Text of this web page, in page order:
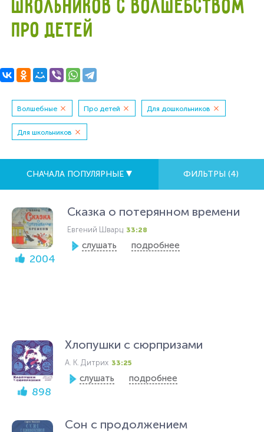
ШКОЛЬНИКОВ С ВОЛШЕБСТВОМ
ПРО ДЕТЕЙ
Волшебные Про детей Для дошкольников
Для школьников
СНАЧАЛА ПОПУЛЯРНЫЕ ФИЛЬТРЫ (4)
2004
Сказка о потерянном времени
Евгений Шварц 33:28
слушать подробнее
898
Хлопушки с сюрпризами
А. К. Дитрих 33:25
слушать подробнее
Сон с продолжением